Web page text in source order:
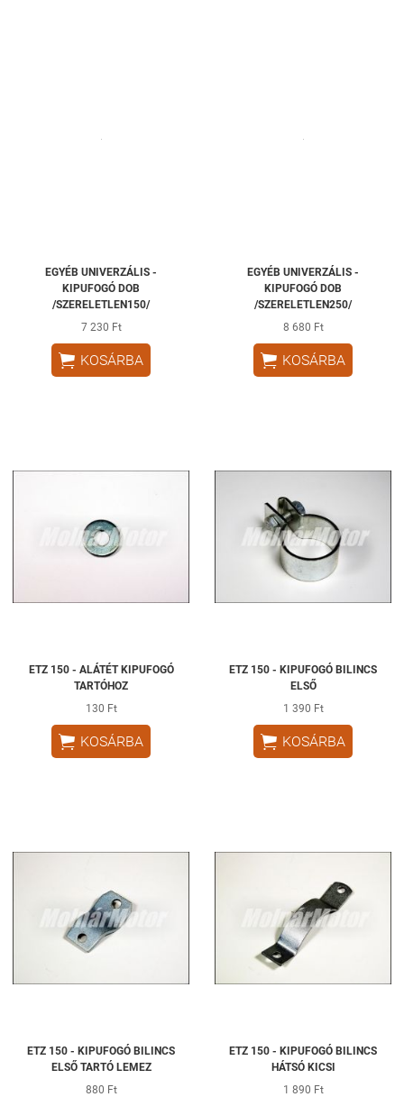
EGYÉB UNIVERZÁLIS -
KIPUFOGÓ DOB
/SZERELETLEN150/
7 230 Ft
 KOSÁRBA
EGYÉB UNIVERZÁLIS -
KIPUFOGÓ DOB
/SZERELETLEN250/
8 680 Ft
 KOSÁRBA
ETZ 150 - ALÁTÉT KIPUFOGÓ
TARTÓHOZ
130 Ft
 KOSÁRBA
ETZ 150 - KIPUFOGÓ BILINCS
ELSŐ
1 390 Ft
 KOSÁRBA
ETZ 150 - KIPUFOGÓ BILINCS
ELSŐ TARTÓ LEMEZ
880 Ft
ETZ 150 - KIPUFOGÓ BILINCS
HÁTSÓ KICSI
1 890 Ft